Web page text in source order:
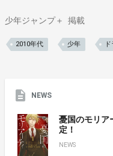
少年ジャンプ＋ 掲載
2010年代 少年
NEWS
憂国のモリ
定！
NEWS